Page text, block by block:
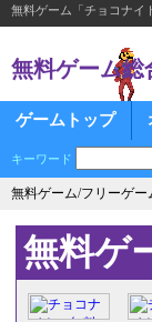
無料ゲーム「チョコナ
無料ゲーム総
ゲームトップ
キーワード
無料ゲーム/フリーゲー
無料ゲ